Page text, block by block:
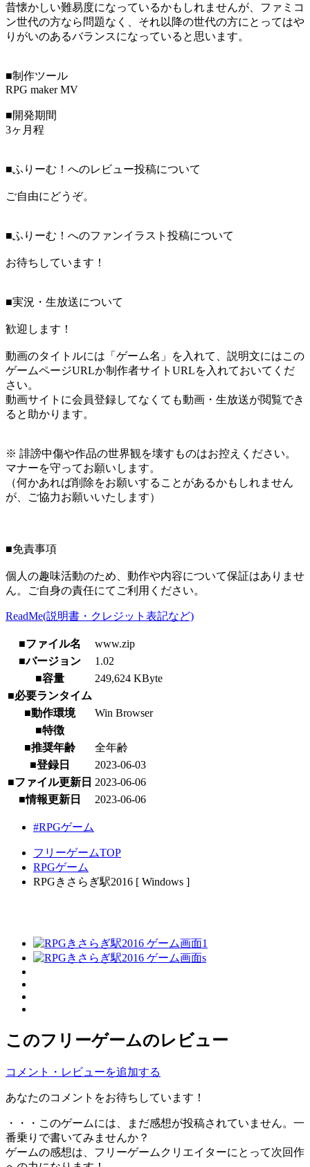
昔懐かしい難易度になっているかもしれませんが、ファミコ
ン世代の方なら問題なく、それ以降の世代の方にとってはや
りがいのあるバランスになっていると思います。
■制作ツール
RPG maker MV
■開発期間
3ヶ月程
■ふりーむ！へのレビュー投稿について
ご自由にどうぞ。
■ふりーむ！へのファンイラスト投稿について
お待ちしています！
■実況・生放送について
歓迎します！
動画のタイトルには「ゲーム名」を入れて、説明文にはこの
ゲームページURLか制作者サイトURLを入れておいてくだ
さい。
動画サイトに会員登録してなくても動画・生放送が閲覧でき
ると助かります。
※ 誹謗中傷や作品の世界観を壊すものはお控えください。
マナーを守ってお願いします。
（何かあれば削除をお願いすることがあるかもしれません
が、ご協力お願いいたします）
■免責事項
個人の趣味活動のため、動作や内容について保証はありませ
ん。ご自身の責任にてご利用ください。
ReadMe(説明書・クレジット表記など)
■ファイル名
www.zip
■バージョン
1.02
■容量
249,624 KByte
■必要ランタイム
■動作環境
Win Browser
■特徴
■推奨年齢
全年齢
■登録日
2023-06-03
■ファイル更新日 2023-06-06
■情報更新日
2023-06-06
#RPGゲーム
フリーゲームTOP
RPGゲーム
RPGきさらぎ駅2016 [ Windows ]
このフリーゲームのレビュー
コメント・レビューを追加する
あなたのコメントをお待ちしています！
・・・このゲームには、まだ感想が投稿されていません。一
番乗りで書いてみませんか？
ゲームの感想は、フリーゲームクリエイターにとって次回作